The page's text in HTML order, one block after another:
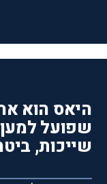
היאס הוא
שפועל
שייכות,